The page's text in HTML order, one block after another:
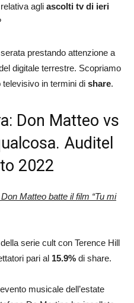
agli ascolti tv di ieri
prestando attenzione a
digitale terrestre. Scopriamo
televisivo in termini di share.
Don Matteo vs
Auditel
2022
Matteo batte il film “Tu mi
serie cult con Terence Hill
pari al 15.9% di share.
musicale dell’estate